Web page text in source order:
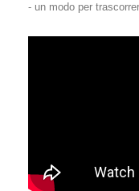
- un modo per